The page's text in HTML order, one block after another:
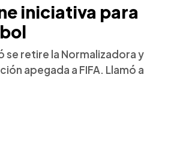
iniciativa para
se retire la Normalizadora y
apegada a FIFA. Llamó a